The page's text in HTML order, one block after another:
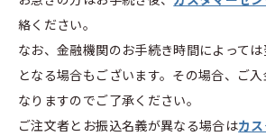
絡ください。
なお、金融機関のお手続き時間によって
となる場合もございます。その場合、ご
なりますのでご了承ください。
ご注文者とお振込名義が異なる場合はカ